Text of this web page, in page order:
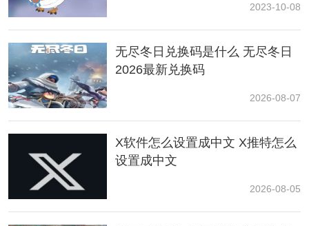
3、巨大首领是属于野外BOSS，所有的玩家都可以进行
挑战，并且参与就可以获得奖励。
4、装备为20级一档，副本难度也是20级一个难度，难度
越高副本奖励也就越高。
2023-10-08
无尽冬日兑换码是什么 无尽冬日
2026最新兑换码
2026-08-07
X软件怎么设置成中文 X推特怎么
设置成中文
2026-08-05